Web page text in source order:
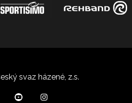
svaz házené, z.s.